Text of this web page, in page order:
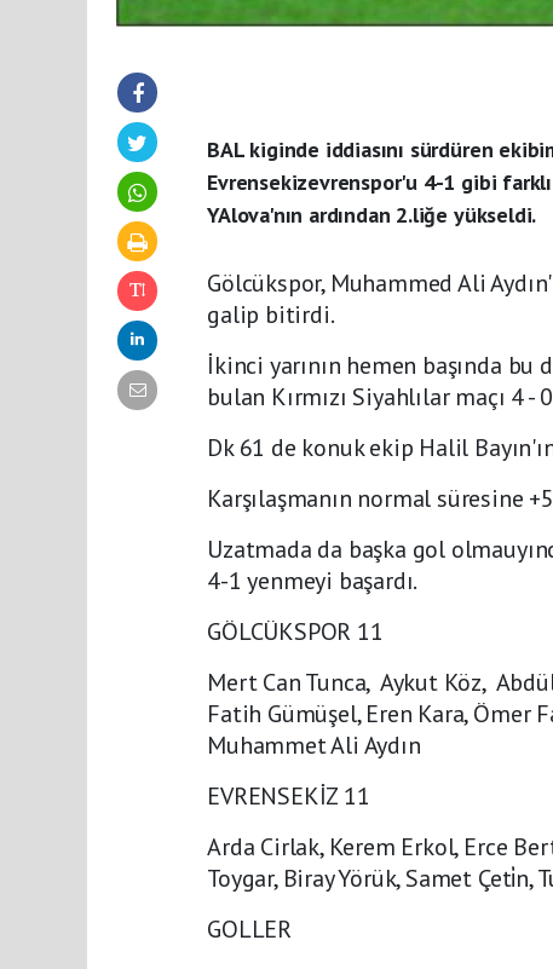
BAL kiginde iddiasını sürdüren
Evrensekizevrenspor'u 4-1 gibi
YAlova'nın ardından 2.liğe yükseldi.
Gölcükspor, Muhammed Ali
galip bitirdi.
İkinci yarının hemen başında bu
bulan Kırmızı Siyahlılar maçı 4
Dk 61 de konuk ekip Halil
Karşılaşmanın normal süresine
Uzatmada da başka gol
4-1 yenmeyi başardı.
GÖLCÜKSPOR 11
Mert Can Tunca, Aykut Köz,
Fatih Gümüşel, Eren Kara, Ömer
Muhammet Ali Aydın
EVRENSEKİZ 11
Arda Cirlak, Kerem Erkol, Erce
Toygar, Biray Yörük, Samet Çeti̇n,
GOLLER